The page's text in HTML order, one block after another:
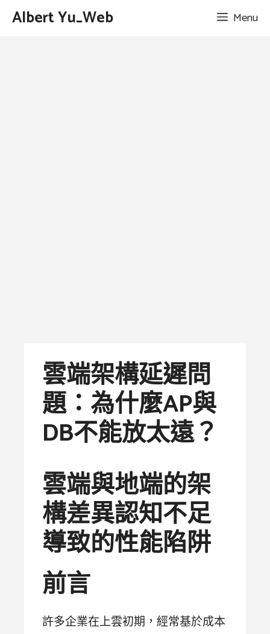
Albert Yu_Web Menu
雲端架構延遲問
題：為什麼AP與
DB不能放太遠？
雲端與地端的架
構差異認知不足
導致的性能陷阱
前言
許多企業在上雲初期，經常基於成本